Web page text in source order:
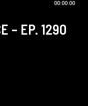
00:00:00
– EP. 1290